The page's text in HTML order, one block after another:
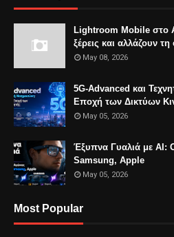
Lightroom Mobile στο
ξέρεις και αλλάζουν
May 08, 2026
5G-Advanced και
Εποχή των Δικτύων
May 05, 2026
Έξυπνα Γυαλιά με AI:
Samsung, Apple
May 05, 2026
Most Popular